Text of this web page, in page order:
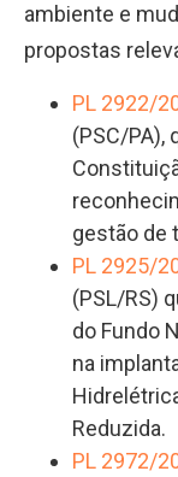
ambiente e
propostas
PL 2922/
(PSC/PA),
gestão de
PL 2925/
(PSL/RS)
do Fundo
na
Reduzida.
PL 2972/